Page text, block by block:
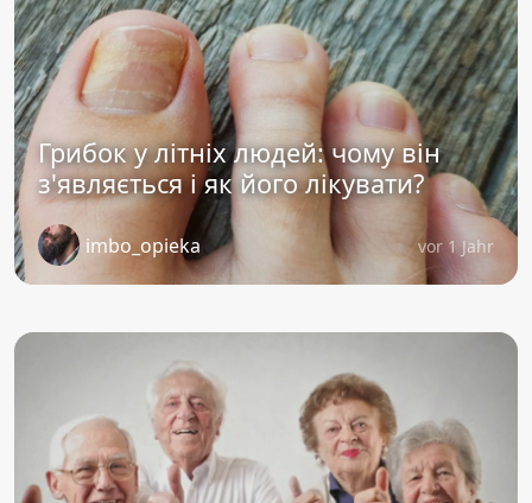
Грибок у літніх людей: чому він
з'являється і як його лікувати?
imbo_opieka vor 1 Jahr